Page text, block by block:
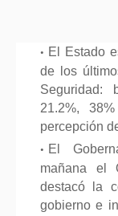
El Estado
de los
Seguridad:
21.2%,
percepción
El
mañana el
destacó la
gobierno e